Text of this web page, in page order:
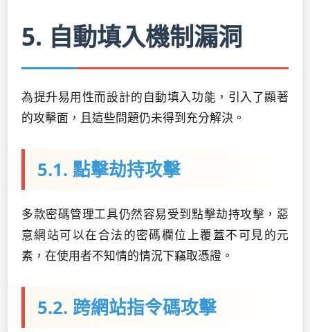
5. 自動填入機制漏洞
為提升易用性而設計的自動填入功能，引入了顯著
的攻擊面，且這些問題仍未得到充分解決。
5.1. 點擊劫持攻擊
多款密碼管理工具仍然容易受到點擊劫持攻擊，惡
意網站可以在合法的密碼欄位上覆蓋不可見的元
素，在使用者不知情的情況下竊取憑證。
5.2. 跨網站指令碼攻擊